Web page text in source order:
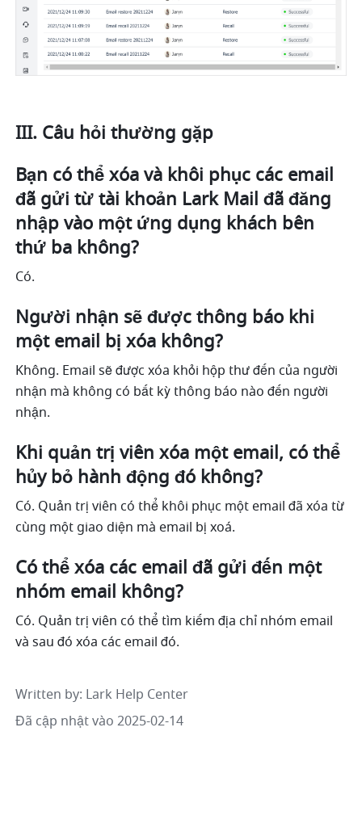
III. Câu hỏi thường gặp
Bạn có thể xóa và khôi phục các email
đã gửi từ tài khoản Lark Mail đã đăng
nhập vào một ứng dụng khách bên
thứ ba không?
Có.
Người nhận sẽ được thông báo khi
một email bị xóa không?
Không. Email sẽ được xóa khỏi hộp thư đến của người
nhận mà không có bất kỳ thông báo nào đến người
nhận.
Khi quản trị viên xóa một email, có thể
hủy bỏ hành động đó không?
Có. Quản trị viên có thể khôi phục một email đã xóa từ
cùng một giao diện mà email bị xoá.
Có thể xóa các email đã gửi đến một
nhóm email không?
Có. Quản trị viên có thể tìm kiếm địa chỉ nhóm email
và sau đó xóa các email đó.
Written by: Lark Help Center
Đã cập nhật vào 2025-02-14